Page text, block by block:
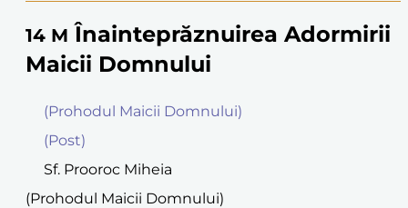
14 M Înainteprăznuirea Adormirii
Maicii Domnului
(Prohodul Maicii Domnului)
(Post)
Sf. Prooroc Miheia
(Prohodul Maicii Domnului)